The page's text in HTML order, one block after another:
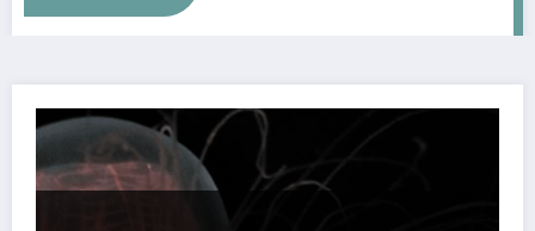
10 найдовше живучих тварин на Землі